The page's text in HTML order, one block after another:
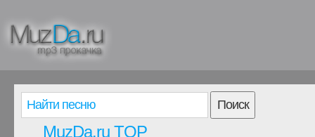
Поиск
MuzDa.ru TOP